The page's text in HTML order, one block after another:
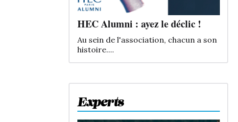
Experts
HEC Alumni : ayez le déclic !
Au sein de l'association, chacun a son
histoire....